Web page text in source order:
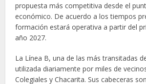
propuesta más competitiva desde el
económico. De acuerdo a los tiempos
formación estará operativa a partir del
año 2027.
La Línea B, una de las más transitadas
utilizada diariamente por miles de
Colegiales y Chacarita. Sus cabeceras